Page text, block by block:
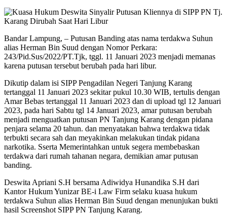
Bandar Lampung, – Putusan Banding atas nama terdakwa Suhun
alias Herman Bin Suud dengan Nomor Perkara:
243/Pid.Sus/2022/PT.Tjk, tggl. 11 Januari 2023 menjadi memanas
karena putusan tersebut berubah pada hari libur.
Dikutip dalam isi SIPP Pengadilan Negeri Tanjung Karang
tertanggal 11 Januari 2023 sekitar pukul 10.30 WIB, tertulis dengan
Amar Bebas tertanggal 11 Januari 2023 dan di upload tgl 12 Januari
2023, pada hari Sabtu tgl 14 Januari 2023, amar putusan berubah
menjadi menguatkan putusan PN Tanjung Karang dengan pidana
penjara selama 20 tahun. dan menyatakan bahwa terdakwa tidak
terbukti secara sah dan meyakinkan melakukan tindak pidana
narkotika. Sserta Memerintahkan untuk segera membebaskan
terdakwa dari rumah tahanan negara, demikian amar putusan
banding.
Deswita Apriani S.H bersama Adiwidya Hunandika S.H dari
Kantor Hukum Yunizar BE-i Law Firm selaku kuasa hukum
terdakwa Suhun alias Herman Bin Suud dengan menunjukan bukti
hasil Screenshot SIPP PN Tanjung Karang.